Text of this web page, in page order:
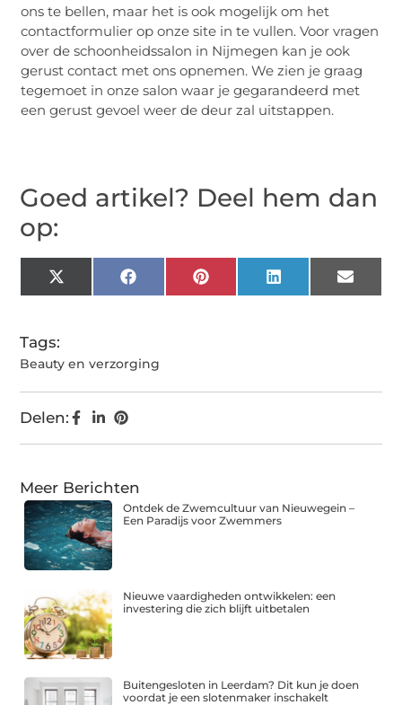
ons te bellen, maar het is ook mogelijk om het
contactformulier op onze site in te vullen. Voor vragen
over de schoonheidssalon in Nijmegen kan je ook
gerust contact met ons opnemen. We zien je graag
tegemoet in onze salon waar je gegarandeerd met
een gerust gevoel weer de deur zal uitstappen.
Goed artikel? Deel hem dan
op:
X
(Twitter)
FacebookPinterestLinkedIn Email
Tags:
Beauty en verzorging
Delen:
Meer Berichten
Ontdek de Zwemcultuur van Nieuwegein –
Een Paradijs voor Zwemmers
Nieuwe vaardigheden ontwikkelen: een
investering die zich blijft uitbetalen
Buitengesloten in Leerdam? Dit kun je doen
voordat je een slotenmaker inschakelt